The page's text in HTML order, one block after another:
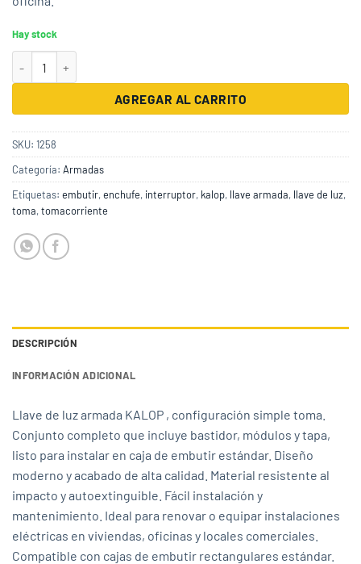
Hay stock
AGREGAR AL CARRITO
SKU: 1258
Categoría: Armadas
Etiquetas: embutir,enchufe, interruptor, kalop, llave armada, llave de luz,
toma,tomacorriente
DESCRIPCIÓN
INFORMACIÓN ADICIONAL
Llave de luz armada KALOP , configuración simple toma.
Conjunto completo que incluye bastidor, módulos y tapa,
listo para instalar en caja de embutir estándar. Diseño
moderno y acabado de alta calidad. Material resistente al
impacto y autoextinguible. Fácil instalación y
mantenimiento. Ideal para renovar o equipar instalaciones
eléctricas en viviendas, oficinas y locales comerciales.
Compatible con cajas de embutir rectangulares estándar.